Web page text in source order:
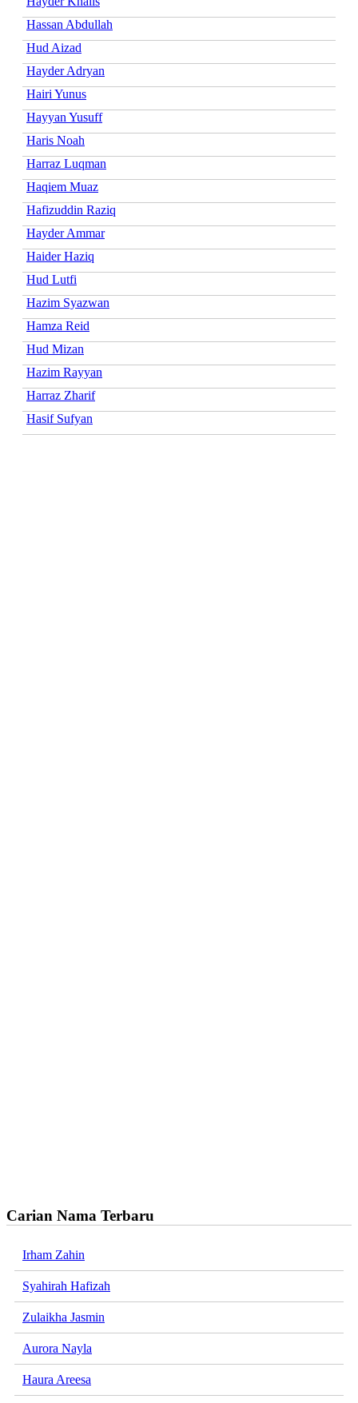
Hassan Abdullah
Hud Aizad
Hayder Adryan
Hairi Yunus
Hayyan Yusuff
Haris Noah
Harraz Luqman
Haqiem Muaz
Hafizuddin Raziq
Hayder Ammar
Haider Haziq
Hud Lutfi
Hazim Syazwan
Hamza Reid
Hud Mizan
Hazim Rayyan
Harraz Zharif
Hasif Sufyan
Carian Nama Terbaru
Irham Zahin
Syahirah Hafizah
Zulaikha Jasmin
Aurora Nayla
Haura Areesa